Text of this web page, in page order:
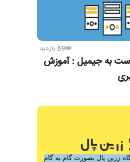
69 بازدید
به جیمیل : آموزش